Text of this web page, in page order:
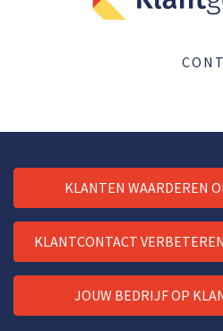
KLANTEN WAARDEREN
KLANTCONTACT
JOUW BEDRIJF OP